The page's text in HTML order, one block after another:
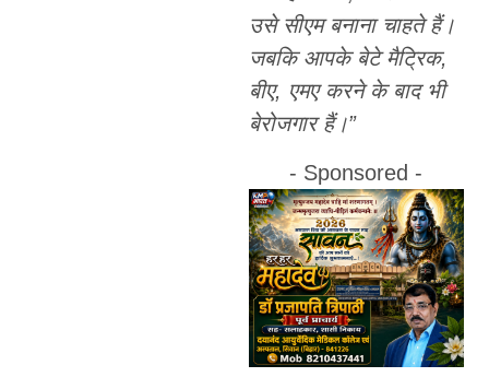
उसे सीएम बनाना चाहते हैं।
जबकि आपके बेटे मैट्रिक,
बीए, एमए करने के बाद भी
बेरोजगार हैं।”
- Sponsored -